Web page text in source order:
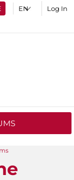
Log In